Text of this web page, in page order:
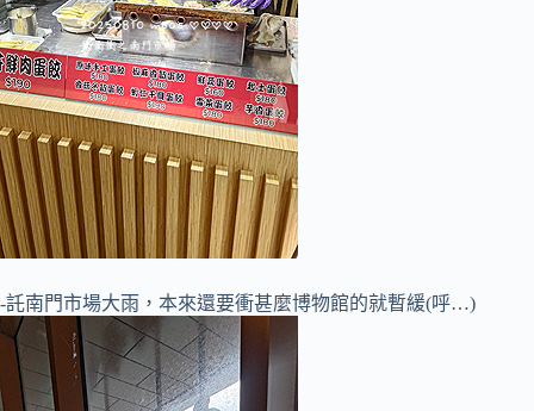
-託南門市場大雨，本來還要衝甚麼博物館的就暫緩(呼…)